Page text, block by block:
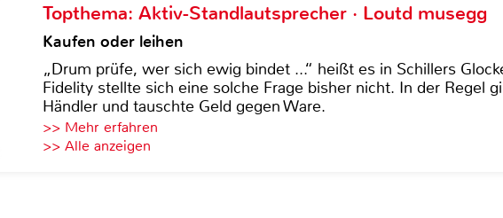
Topthema: Aktiv-Standlautsprecher · Loutd musegg
Kaufen oder leihen
„Drum prüfe, wer sich ewig bindet ...“ heißt es in Schillers
Fidelity stellte sich eine solche Frage bisher nicht. In der Regel
Händler und tauschte Geld gegen Ware.
>> Mehr erfahren
>> Alle anzeigen